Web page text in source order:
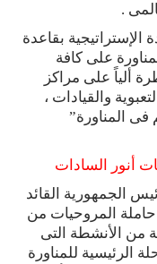
.
بقاعدة
على كافة
ألياً على مراكز
والقيادات ،
فى المناورة”
أنور السادات
الجمهورية القائد
المروحيات من
من الأنشطة التى
الرئيسية للمناورة